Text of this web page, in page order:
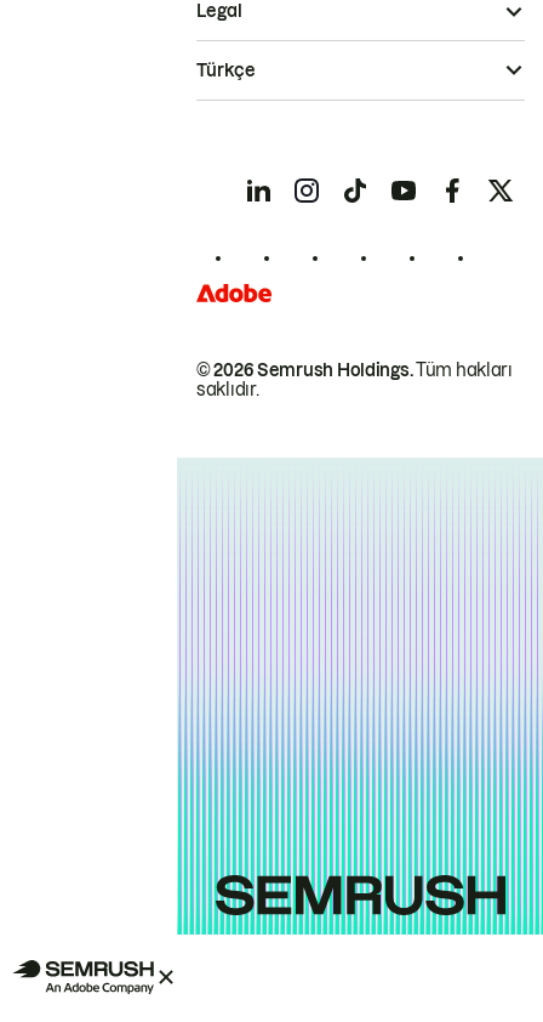
© 2026 Semrush Holdings.Tüm hakları
saklıdır.
Legal
Türkçe